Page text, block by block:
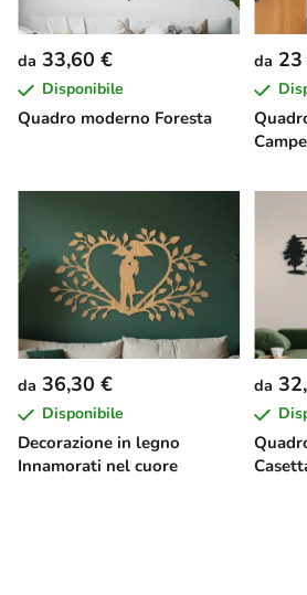
Quadro moderno Foresta
da 33,60 €
Disponibile
da
Decorazione in legno
Innamorati nel cuore
da 36,30 €
Disponibile
da